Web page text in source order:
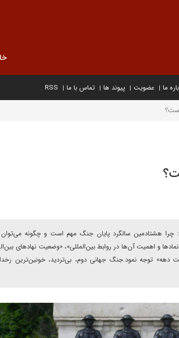
ما عضویت پیوند ها تماس با ما RSS
چرا هشتادمین سالگرد پایان جنگ مهم است و چگونه
و اهمیت آن‌ها در روابط بین‌المللی»، «وضعیت نهادهای
توجه نمود.جنگ جهانی دوم، بی‌تردید، خونین‌ترین